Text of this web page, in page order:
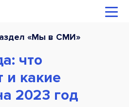
«Мы в СМИ»
что
и какие
2023 год